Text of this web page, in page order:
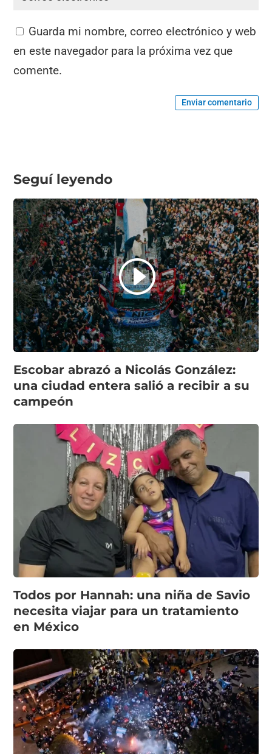
Guarda mi nombre, correo electrónico y web
en este navegador para la próxima vez que
comente.
Enviar comentario
Seguí leyendo
Escobar abrazó a Nicolás González:
una ciudad entera salió a recibir a su
campeón
Todos por Hannah: una niña de Savio
necesita viajar para un tratamiento
en México